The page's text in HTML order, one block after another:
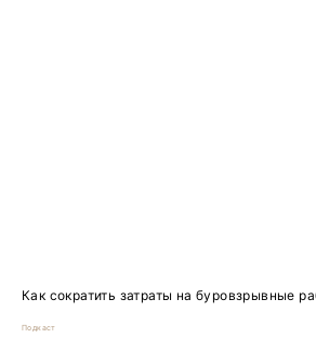
Как сократить затраты на буровзрывные
Подкаст